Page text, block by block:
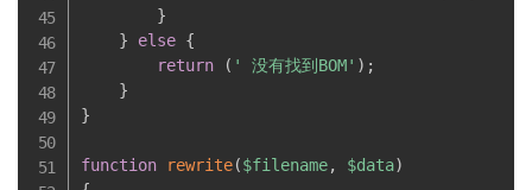
}
}
else {
return
( ' 没有找到BOM' ) ;
}
}
function rewrite($filename, $data)